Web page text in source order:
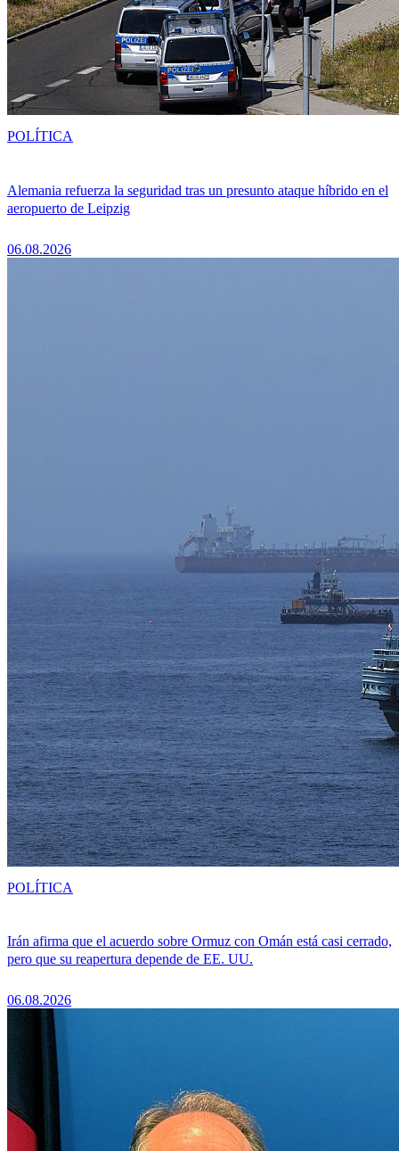
Alemania refuerza la seguridad tras un presunto ataque híbrido en el
aeropuerto de Leipzig
06.08.2026
POLÍTICA
Irán afirma que el acuerdo sobre Ormuz con Omán está casi cerrado,
pero que su reapertura depende de EE. UU.
06.08.2026
POLÍTICA